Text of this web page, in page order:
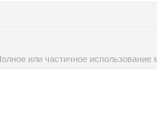
или частичное